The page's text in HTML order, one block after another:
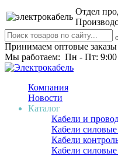
Отдел
Принимаем оптовые заказы
Мы работаем: Пн - Пт: 9:00
Компания
Новости
Каталог
Кабели и
Кабели
Кабели
Кабели